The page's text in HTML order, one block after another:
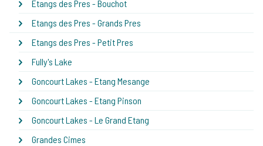
Etangs des Pres - Bouchot
Etangs des Pres - Grands Pres
Etangs des Pres - Petit Pres
Fully's Lake
Goncourt Lakes - Etang Mesange
Goncourt Lakes - Etang Pinson
Goncourt Lakes - Le Grand Etang
Grandes Cimes